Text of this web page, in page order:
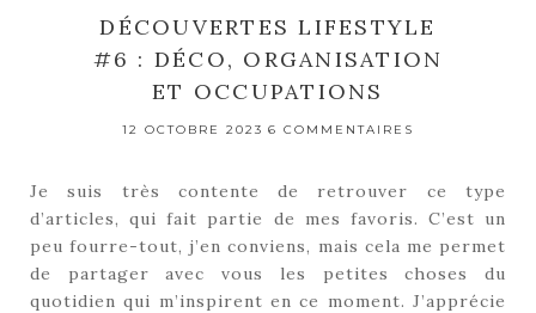
DÉCOUVERTES LIFESTYLE
#6 : DÉCO, ORGANISATION
ET OCCUPATIONS
12 OCTOBRE 2023 6 COMMENTAIRES
Je suis très contente de retrouver ce type
d’articles, qui fait partie de mes favoris. C’est un
peu fourre-tout, j’en conviens, mais cela me permet
de partager avec vous les petites choses du
quotidien qui m’inspirent en ce moment. J’apprécie